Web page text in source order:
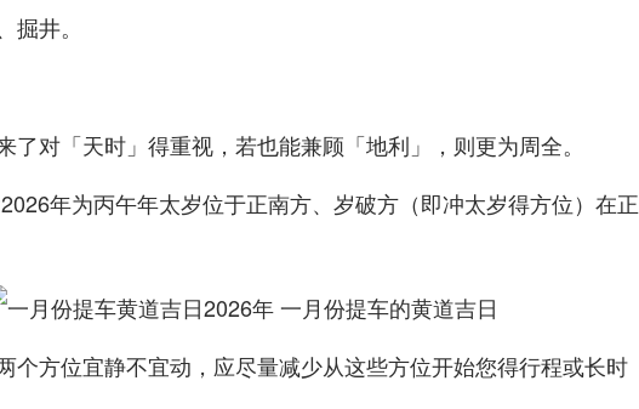
掘井。
了对「天时」得重视，若也能兼顾「地利」，则更为周全。
年为丙午年太岁位于正南方、岁破方（即冲太岁得方位）在正
个方位宜静不宜动，应尽量减少从这些方位开始您得行程或长时